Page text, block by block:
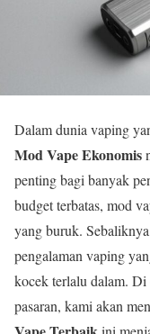
Dalam dunia vaping
Mod Vape Ekonomis
penting bagi banyak
budget terbatas, mod
yang buruk.
pengalaman vaping
kocek terlalu dalam.
pasaran, kami akan